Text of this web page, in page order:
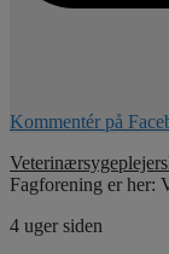
Kommentér på
Fagforening er her:
4 uger siden